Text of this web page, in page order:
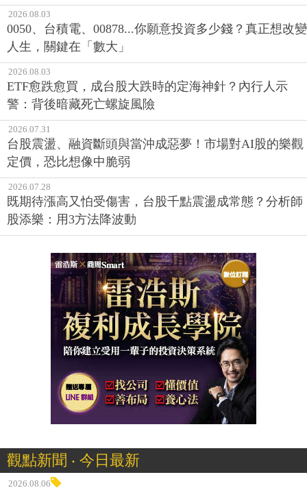
2026.08.03
0050、台積電、00878...你願意投資多少錢？真正想改變
人生，關鍵在「數大」
2026.08.03
ETF愈跌愈買，成台股大跌時的定海神針？內行人示
警：背後暗藏死亡螺旋風險
2026.07.31
台股震盪、融資斷頭與當沖成惡夢！市場對AI股的樂觀
定價，恐比想像中脆弱
2026.07.28
既期待漲高又怕受傷害，台股千點震盪成常態？分析師
股添樂：用3方法降波動
觀點新聞 ‧ 今日最新
2026.08.06